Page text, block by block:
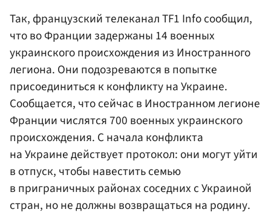
Так, французский телеканал TF1 Info сообщил,
что во Франции задержаны 14 военных
украинского происхождения из Иностранного
легиона. Они подозреваются в попытке
присоединиться к конфликту на Украине.
Сообщается, что сейчас в Иностранном легионе
Франции числятся 700 военных украинского
происхождения. С начала конфликта
на Украине действует протокол: они могут уйти
в отпуск, чтобы навестить семью
в приграничных районах соседних с Украиной
стран, но не должны возвращаться на родину.